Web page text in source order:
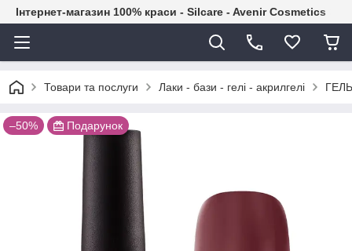
Інтернет-магазин 100% краси - Silcare - Avenir Cosmetics
Товари та послуги Лаки - бази - гелі - акрилгелі
–50% Подарунок